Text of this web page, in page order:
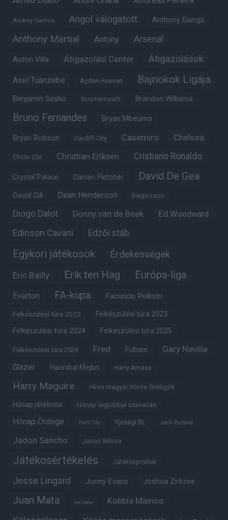
Andrey Santos Angol válogatott Anthony Elanga
Anthony Martial Antony Arsenal
Aston Villa Átigazolási Center Átigazolások
Axel Tuanzebe Ayden Heaven Bajnokok Ligája
Benjamin Sesko Bournemouth Brandon Williams
Bruno Fernandes Bryan Mbeumo
Bryan Robson Cardiff City Casemiro Chelsea
Chido Obi Christian Eriksen Cristiano Ronaldo
Crystal Palace Darren Fletcher David De Gea
David Gill Dean Henderson Diego Leon
Diogo Dalot Donny van de Beek Ed Woodward
Edinson Cavani Edzői stáb
Egykori játékosok Érdekességek
Eric Bailly Erik ten Hag Európa-liga
Everton FA-kupa Facundo Pellistri
Felkészülési túra 2022 Felkészülési túra 2023
Felkészülési túra 2024 Felkészülési túra 2025
Felkészülési túra 2026 Fred Fulham Gary Neville
Glazer Hannibal Mejbri Harry Amass
Harry Maguire Híres magyar Vörös Ördögök
Hónap játékosa Hónap legjobbja szavazás
Hónap Ördöge Hull City Ifjúsági BL Jack Butland
Jadon Sancho Jason Wilcox
Játékosértékelés Játékosprofilok
Jesse Lingard Jonny Evans Joshua Zirkzee
Juan Mata Karl Darlow Kobbie Mainoo